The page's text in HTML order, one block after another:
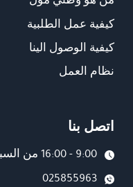
كيفية عمل الطلبية
كيفية الوصول الينا
نظام العمل
اتصل بنا
9:00 - 16:00 من السبت للخميس
025855963